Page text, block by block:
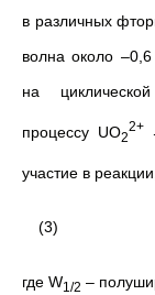
в различных
волна около
на
процессу UO2
2+
участие в
(3)
где W1/2 –